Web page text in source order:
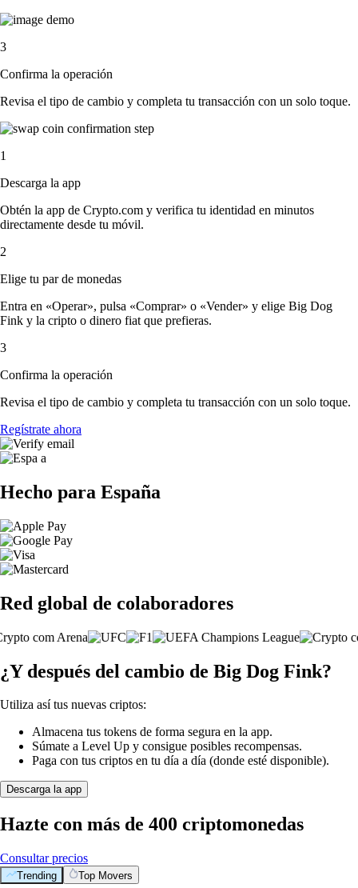
3
Confirma la operación
Revisa el tipo de cambio y completa tu transacción con un solo toque.
1
Descarga la app
Obtén la app de Crypto.com y verifica tu identidad en minutos
directamente desde tu móvil.
2
Elige tu par de monedas
Entra en «Operar», pulsa «Comprar» o «Vender» y elige Big Dog
Fink y la cripto o dinero fiat que prefieras.
3
Confirma la operación
Revisa el tipo de cambio y completa tu transacción con un solo toque.
Regístrate ahora
Hecho para España
Red global de colaboradores
¿Y después del cambio de Big Dog Fink?
Utiliza así tus nuevas criptos:
Almacena tus tokens de forma segura en la app.
Súmate a Level Up y consigue posibles recompensas.
Paga con tus criptos en tu día a día (donde esté disponible).
Descarga la app
Hazte con más de 400 criptomonedas
Consultar precios
Trending Top Movers